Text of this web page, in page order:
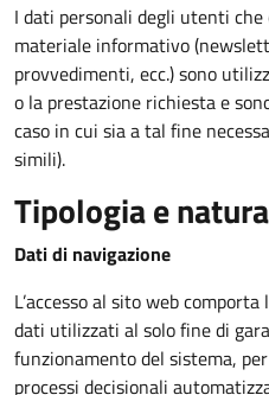
I dati personali degli utenti
materiale informativo
provvedimenti, ecc.) sono
o la prestazione richiesta e
caso in cui sia a tal fine
simili).
Tipologia e
Dati di navigazione
L’accesso al sito web
dati utilizzati al solo fine di
funzionamento del sistema,
processi decisionali